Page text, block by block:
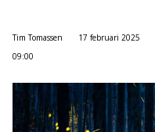
Tim Tomassen
17 februari 2025
09:00